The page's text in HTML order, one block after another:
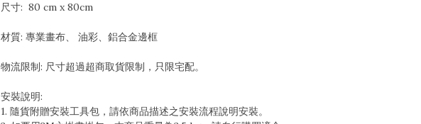
尺寸:  80 cm x 80cm
材質: 專業畫布、 油彩、鋁合金邊框
物流限制: 尺寸超過超商取貨限制，只限宅配。
安裝說明:
1. 隨貨附贈安裝工具包，請依商品描述之安裝流程說明安裝。